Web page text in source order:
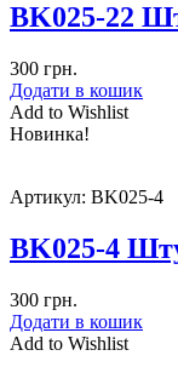
BK025-22
300 грн.
Додати в кошик
Add to Wishlist
Новинка!
Артикул: BK025-4
BK025-4
300 грн.
Додати в кошик
Add to Wishlist